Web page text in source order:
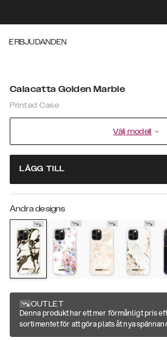
ERBJUDANDEN
Calacatta Golden Marble
Printed Case
Välj modell
LÄGG TILL
Andra designs
OUTLET
Denna produkt har ett mer förmånligt pris
sortimentet för att göra plats åt nya